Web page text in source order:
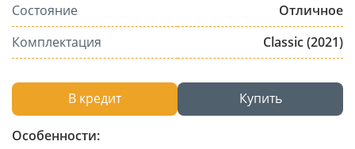
Состояние
Отличное
Комплектация
Classic (2021)
В кредит Купить
Особенности: